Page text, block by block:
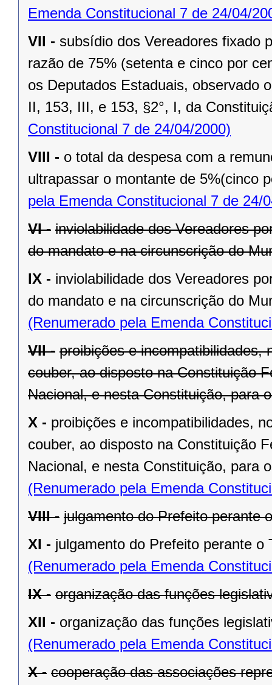
Emenda Constitucional 7 de 24/04/
VII - subsídio dos Vereadores fixado
razão de 75% (setenta e cinco por
os Deputados Estaduais, observado
II, 153, III, e 153, §2°, I, da
Constitucional 7 de 24/04/2000)
VIII - o total da despesa com a
ultrapassar o montante de 5%(cinco
pela Emenda Constitucional 7 de 24/
VI - inviolabilidade dos Vereadores
do mandato e na circunscrição do
IX - inviolabilidade dos Vereadores
do mandato e na circunscrição do
(Renumerado pela Emenda
VII - proibições e incompatibilidades,
couber, ao disposto na Constituição
Nacional, e nesta Constituição, para
X - proibições e incompatibilidades,
couber, ao disposto na Constituição
Nacional, e nesta Constituição, para
(Renumerado pela Emenda
VIII - julgamento do Prefeito perante
XI - julgamento do Prefeito perante o
(Renumerado pela Emenda
IX - organização das funções
XII - organização das funções
(Renumerado pela Emenda
X - cooperação das associações